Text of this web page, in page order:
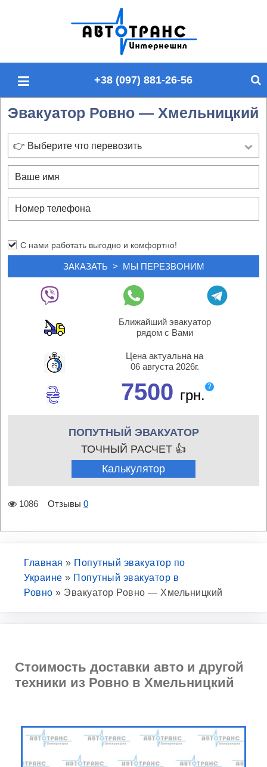
п
о
й
у
+38 (097) 881-26-56
Эвакуатор Ровно — Хмельницкий
👉 Выберите что перевозить
С нами работать выгодно и комфортно!
Ближайший эвакуатор
рядом с Вами
Цена актуальна на
06 августа 2026г.
7500 грн.
?
ПОПУТНЫЙ ЭВАКУАТОР
ТОЧНЫЙ РАСЧЕТ 👍
Калькулятор
1086 Отзывы 0
Главная » Попутный эвакуатор по
Украине » Попутный эвакуатор в
Ровно » Эвакуатор Ровно — Хмельницкий
Стоимость доставки авто и другой
техники из Ровно в Хмельницкий